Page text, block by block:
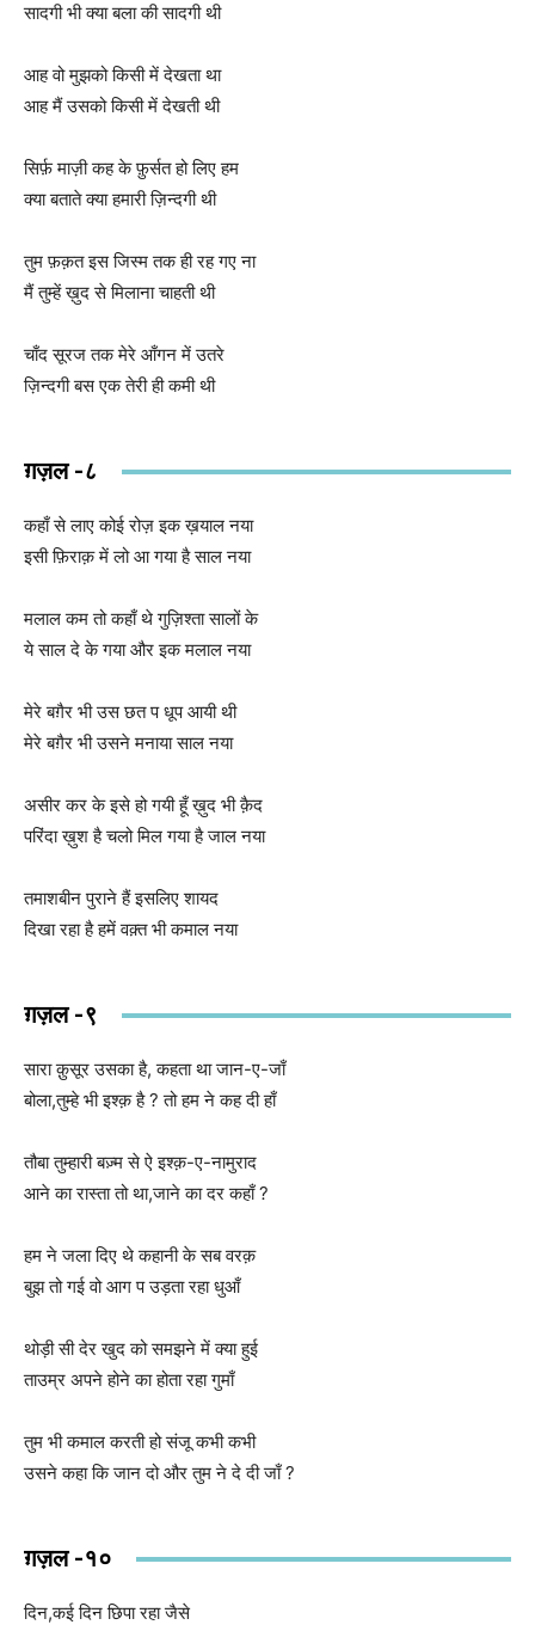
सादगी भी क्या बला की सादगी थी
आह वो मुझको किसी में देखता था
आह मैं उसको किसी में देखती थी
सिर्फ़ माज़ी कह के फ़ुर्सत हो लिए हम
क्या बताते क्या हमारी ज़िन्दगी थी
तुम फ़क़त इस जिस्म तक ही रह गए ना
मैं तुम्हें ख़ुद से मिलाना चाहती थी
चाँद सूरज तक मेरे आँगन में उतरे
ज़िन्दगी बस एक तेरी ही कमी थी
ग़ज़ल -८
कहाँ से लाए कोई रोज़ इक ख़याल नया
इसी फ़िराक़ में लो आ गया है साल नया
मलाल कम तो कहाँ थे गुज़िश्ता सालों के
ये साल दे के गया और इक मलाल नया
मेरे बग़ैर भी उस छत प धूप आयी थी
मेरे बग़ैर भी उसने मनाया साल नया
असीर कर के इसे हो गयी हूँ ख़ुद भी क़ैद
परिंदा ख़ुश है चलो मिल गया है जाल नया
तमाशबीन पुराने हैं इसलिए शायद
दिखा रहा है हमें वक़्त भी कमाल नया
ग़ज़ल -९
सारा क़ुसूर उसका है, कहता था जान-ए-जाँ
बोला,तुम्हे भी इश्क़ है ? तो हम ने कह दी हाँ
तौबा तुम्हारी बज़्म से ऐ इश्क़-ए-नामुराद
आने का रास्ता तो था,जाने का दर कहाँ ?
हम ने जला दिए थे कहानी के सब वरक़
बुझ तो गई वो आग प उड़ता रहा धुआँ
थोड़ी सी देर खुद को समझने में क्या हुई
ताउम्र अपने होने का होता रहा गुमाँ
तुम भी कमाल करती हो संजू कभी कभी
उसने कहा कि जान दो और तुम ने दे दी जाँ ?
ग़ज़ल -१०
दिन,कई दिन छिपा रहा जैसे